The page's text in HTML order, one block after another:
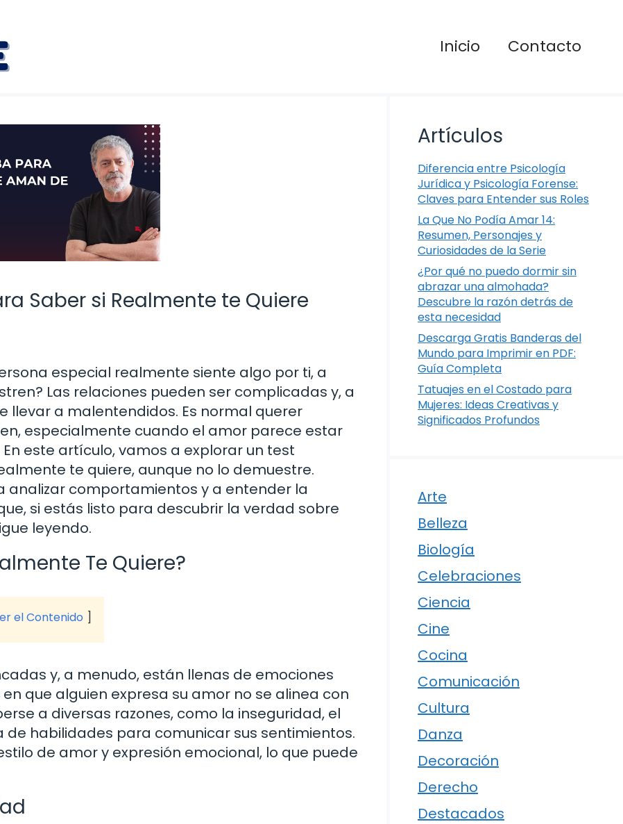
Inicio Contacto
Saber si Realmente te Quiere
especial realmente siente algo por ti, a
Las relaciones pueden ser complicadas y, a
llevar a malentendidos. Es normal querer
especialmente cuando el amor parece estar
este artículo, vamos a explorar un test
te quiere, aunque no lo demuestre.
analizar comportamientos y a entender la
si estás listo para descubrir la verdad sobre
leyendo.
Te Quiere?
el Contenido
y, a menudo, están llenas de emociones
que alguien expresa su amor no se alinea con
a diversas razones, como la inseguridad, el
habilidades para comunicar sus sentimientos.
de amor y expresión emocional, lo que puede
Artículos
Diferencia entre Psicología
Jurídica y Psicología Forense:
Claves para Entender sus Roles
La Que No Podía Amar 14:
Resumen, Personajes y
Curiosidades de la Serie
¿Por qué no puedo dormir sin
abrazar una almohada?
Descubre la razón detrás de
esta necesidad
Descarga Gratis Banderas del
Mundo para Imprimir en PDF:
Guía Completa
Tatuajes en el Costado para
Mujeres: Ideas Creativas y
Significados Profundos
Arte
Belleza
Biología
Celebraciones
Ciencia
Cine
Cocina
Comunicación
Cultura
Danza
Decoración
Derecho
Destacados